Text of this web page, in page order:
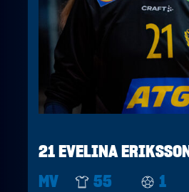
21 EVELINA ERIKSSON
MV
55 1